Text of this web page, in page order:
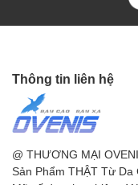
Thông tin liên hệ
@ THƯƠNG MẠI
Sản Phẩm THẬT Từ Da